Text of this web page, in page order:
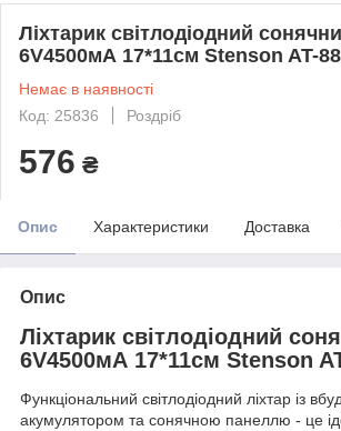
Ліхтарик світлодіодний
6V4500мА 17*11см Stenson AT-
Немає в наявності
Код: 25836
Роздріб
576 ₴
Опис Характеристики Доставка
Опис
Ліхтарик світлодіодний
6V4500мА 17*11см Stenson
Функціональний світлодіодний ліхтар із
акумулятором та сонячною панеллю - це